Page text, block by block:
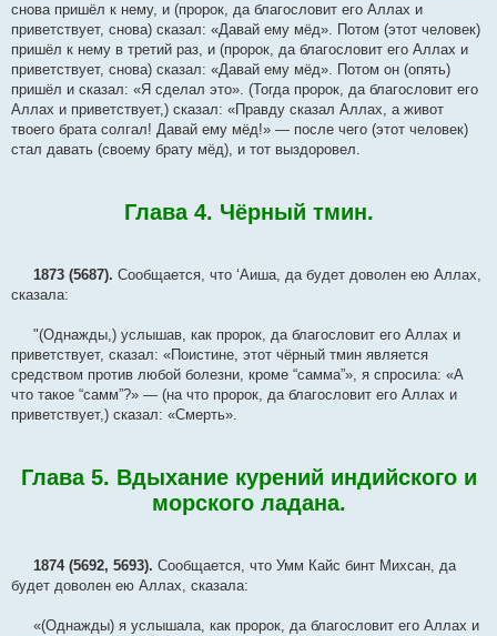
снова пришёл к нему, и (пророк, да благословит его Аллах и
приветствует, снова) сказал: «Давай ему мёд». Потом (этот человек)
пришёл к нему в третий раз, и (пророк, да благословит его Аллах и
приветствует, снова) сказал: «Давай ему мёд». Потом он (опять)
пришёл и сказал: «Я сделал это». (Тогда пророк, да благословит его
Аллах и приветствует,) сказал: «Правду сказал Аллах, а живот
твоего брата солгал! Давай ему мёд!» — после чего (этот человек)
стал давать (своему брату мёд), и тот выздоровел.
Глава 4. Чёрный тмин.
1873 (5687). Сообщается, что ‘Аиша, да будет доволен ею Аллах,
сказала:
"(Однажды,) услышав, как пророк, да благословит его Аллах и
приветствует, сказал: «Поистине, этот чёрный тмин является
средством против любой болезни, кроме “самма”», я спросила: «А
что такое “самм”?» — (на что пророк, да благословит его Аллах и
приветствует,) сказал: «Смерть».
Глава 5. Вдыхание курений индийского и
морского ладана.
1874 (5692, 5693). Сообщается, что Умм Кайс бинт Михсан, да
будет доволен ею Аллах, сказала:
«(Однажды) я услышала, как пророк, да благословит его Аллах и